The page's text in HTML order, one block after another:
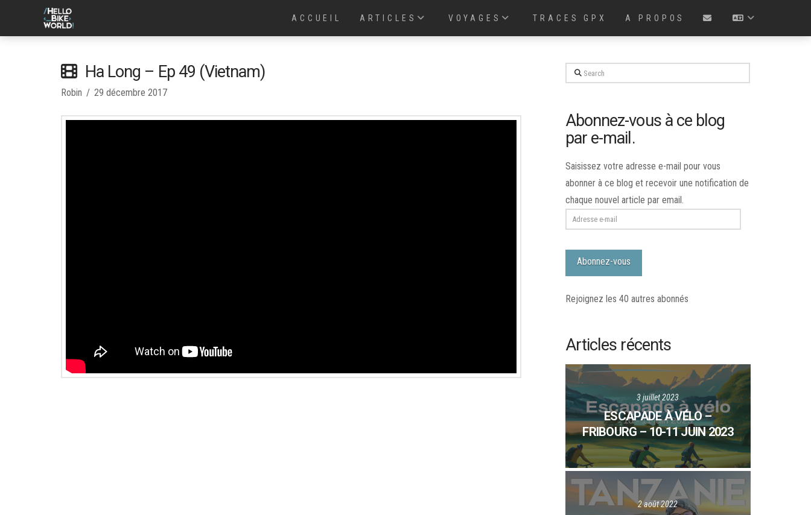
ACCUEIL ARTICLES VOYAGES TRACES GPX A PROPOS
Ha Long – Ep 49 (Vietnam)
Robin 29 décembre 2017
Search
Abonnez-vous à ce blog
par e-mail.
Saisissez votre adresse e-mail pour vous
abonner à ce blog et recevoir une notification de
chaque nouvel article par email.
Adresse
e-
mail
Abonnez-vous
Rejoignez les 40 autres abonnés
Articles récents
3 juillet 2023
ESCAPADE À VÉLO –
FRIBOURG – 10-11 JUIN 2023
2 août 2022